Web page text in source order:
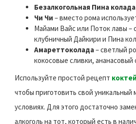
Безалкогольная Пина колада
Чи Чи – вместо рома
Майами Вайс или Поток лавы –
клубничный Дайкири и Пина
Амареттоколада– светлый
кокосовыe сливки, ананасовый
Используйте простой рецепт
чтобы приготовить свой
условиях. Для этого достаточно
алкоголь на тот, который есть в